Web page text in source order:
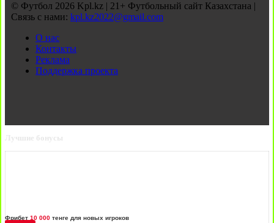
© Футбол 2026 Kpl.kz | 21+ Футбольный сайт Казахстана |
Связь с нами: kpl.kz2022@gmail.com
О нас
Контакты
Реклама
Поддержка проекта
Лучшие бонусы
Фрибет 10 000 тенге для новых игроков